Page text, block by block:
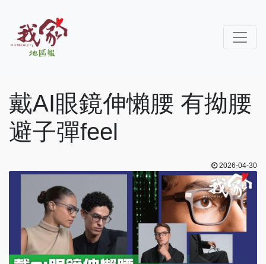
戴AI眼鏡伸懶腰 有拗腰
避子彈feel
2026-04-30